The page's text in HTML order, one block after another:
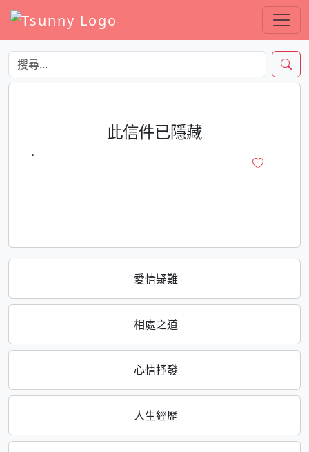
愛情疑難
相處之道
心情抒發
人生經歷
此信件已隱藏
·